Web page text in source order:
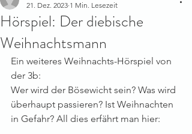
Hörspiel: Der diebische
Weihnachtsmann
21. Dez. 2023 1 Min. Lesezeit
Ein weiteres Weihnachts-Hörspiel von
der 3b:
Wer wird der Bösewicht sein? Was wird
überhaupt passieren? Ist Weihnachten
in Gefahr? All dies erfährt man hier: